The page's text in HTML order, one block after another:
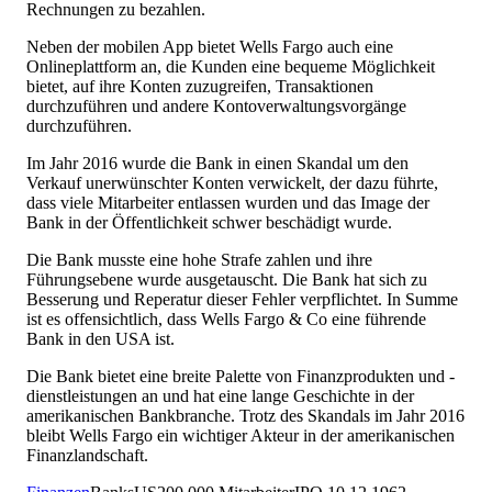
Rechnungen zu bezahlen.
Neben der mobilen App bietet Wells Fargo auch eine
Onlineplattform an, die Kunden eine bequeme Möglichkeit
bietet, auf ihre Konten zuzugreifen, Transaktionen
durchzuführen und andere Kontoverwaltungsvorgänge
durchzuführen.
Im Jahr 2016 wurde die Bank in einen Skandal um den
Verkauf unerwünschter Konten verwickelt, der dazu führte,
dass viele Mitarbeiter entlassen wurden und das Image der
Bank in der Öffentlichkeit schwer beschädigt wurde.
Die Bank musste eine hohe Strafe zahlen und ihre
Führungsebene wurde ausgetauscht. Die Bank hat sich zu
Besserung und Reperatur dieser Fehler verpflichtet. In Summe
ist es offensichtlich, dass Wells Fargo & Co eine führende
Bank in den USA ist.
Die Bank bietet eine breite Palette von Finanzprodukten und -
dienstleistungen an und hat eine lange Geschichte in der
amerikanischen Bankbranche. Trotz des Skandals im Jahr 2016
bleibt Wells Fargo ein wichtiger Akteur in der amerikanischen
Finanzlandschaft.